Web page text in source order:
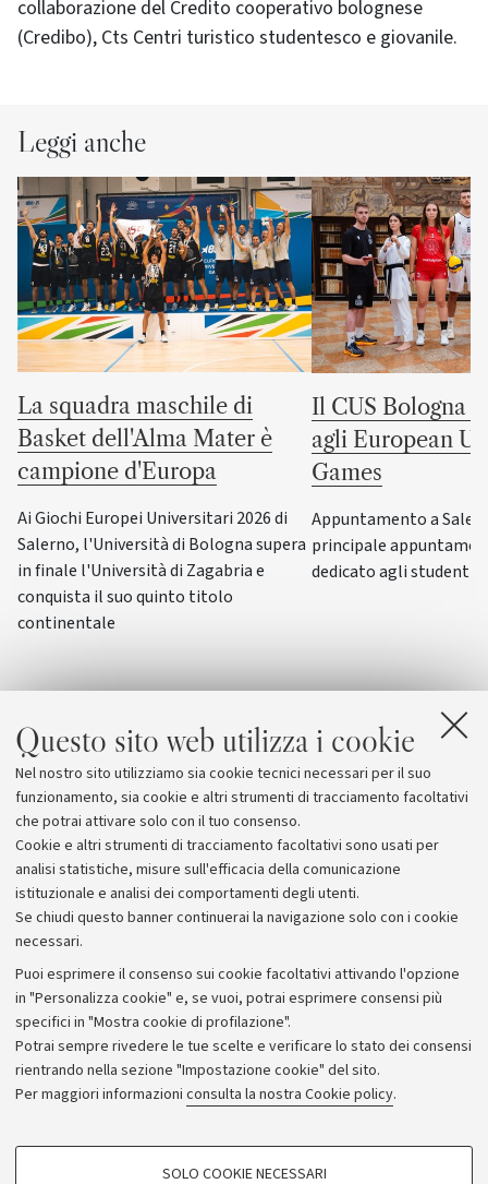
Questo sito web utilizza i cookie
Nel nostro sito utilizziamo sia cookie tecnici necessari per il suo
funzionamento, sia cookie e altri strumenti di tracciamento facoltativi
che potrai attivare solo con il tuo consenso.
Cookie e altri strumenti di tracciamento facoltativi sono usati per
analisi statistiche, misure sull'efficacia della comunicazione
istituzionale e analisi dei comportamenti degli utenti.
Se chiudi questo banner continuerai la navigazione solo con i cookie
necessari.
Puoi esprimere il consenso sui cookie facoltativi attivando l'opzione
in "Personalizza cookie" e, se vuoi, potrai esprimere consensi più
specifici in "Mostra cookie di profilazione".
Potrai sempre rivedere le tue scelte e verificare lo stato dei consensi
rientrando nella sezione "Impostazione cookie" del sito.
Per maggiori informazioni consulta la nostra Cookie policy.
COOKIE DI PROFILAZIONE - FACOLTATIVI
SOLO COOKIE NECESSARI
collaborazione del Credito cooperativo bolognese
(Credibo), Cts Centri turistico studentesco e giovanile.
Leggi anche
La squadra maschile di
Basket dell'Alma Mater è
campione d'Europa
Ai Giochi Europei Universitari 2026 di
Salerno, l'Università di Bologna supera
in finale l'Università di Zagabria e
conquista il suo quinto titolo
continentale
Il CUS Bologna
agli European
Games
Appuntamento a
principale
dedicato agli
Archivio
Comunicati stampa
Redazione
Rassegna stampa